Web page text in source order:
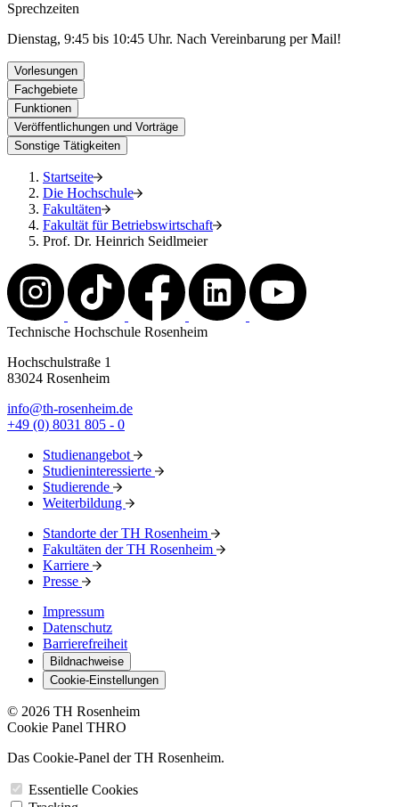
Sprechzeiten
Dienstag, 9:45 bis 10:45 Uhr. Nach Vereinbarung per Mail!
Vorlesungen
Fachgebiete
Funktionen
Veröffentlichungen und Vorträge
Sonstige Tätigkeiten
Startseite
Die Hochschule
Fakultäten
Fakultät für Betriebswirtschaft
Prof. Dr. Heinrich Seidlmeier
Technische Hochschule Rosenheim
Hochschulstraße 1
83024 Rosenheim
info@th-rosenheim.de
+49 (0) 8031 805 - 0
Studienangebot
Studieninteressierte
Studierende
Weiterbildung
Standorte der TH Rosenheim
Fakultäten der TH Rosenheim
Karriere
Presse
Impressum
Datenschutz
Barrierefreiheit
Bildnachweise
Cookie-Einstellungen
© 2026 TH Rosenheim
Cookie Panel THRO
Das Cookie-Panel der TH Rosenheim.
Essentielle Cookies